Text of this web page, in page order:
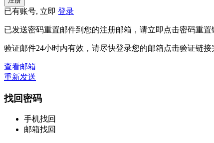
已有账号, 立即 登录
已发送密码重置邮件到您的注册邮箱，请立即点击密码重置
验证邮件24小时内有效，请尽快登录您的邮箱点击验证链
查看邮箱
重新发送
找回密码
手机找回
邮箱找回